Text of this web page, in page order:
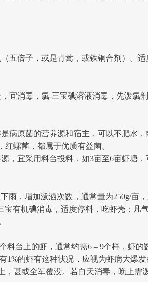
倍子，或是青蒿，或铁铜合剂）。适
消毒，氯-三宝碘溶液消毒，先泼氯
原菌的营养源和宿主，可以不肥水，
螺菌，都属于优质有益菌。
宜采用料台投料，如3亩至6亩虾塘，
雨，增加泼洒次数，通常量为250g/亩
有机碘消毒，适度停料，吃虾壳；凡
台上的虾，通常约需6 – 9个样，虾的
的虾有这种状况，应视为虾病大爆
甚或全军覆没。若白天消毒，晚上需